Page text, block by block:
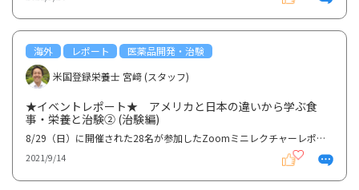
海外 レポート
医薬品開発・治験
米国登録栄養士 宮﨑 (スタッフ)
★イベントレポート★ アメリカと日本の違いから学ぶ食
事・栄養と治験② (治験編)
8/29（日）に開催された28名が参加したZoomミニレクチャーレポートの第二弾です。今回は治験部分につい...
2021/9/14